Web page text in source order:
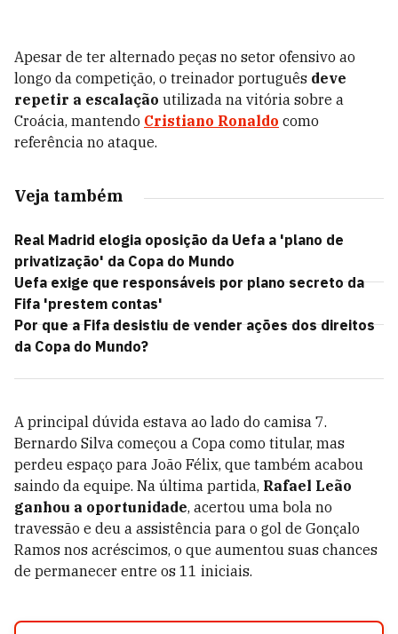
Apesar de ter alternado peças no setor ofensivo ao
longo da competição, o treinador português deve
repetir a escalação utilizada na vitória sobre a
Croácia, mantendo Cristiano Ronaldo como
referência no ataque.
Veja também
Real Madrid elogia oposição da Uefa a 'plano de
privatização' da Copa do Mundo
Uefa exige que responsáveis por plano secreto da
Fifa 'prestem contas'
Por que a Fifa desistiu de vender ações dos direitos
da Copa do Mundo?
A principal dúvida estava ao lado do camisa 7.
Bernardo Silva começou a Copa como titular, mas
perdeu espaço para João Félix, que também acabou
saindo da equipe. Na última partida, Rafael Leão
ganhou a oportunidade, acertou uma bola no
travessão e deu a assistência para o gol de Gonçalo
Ramos nos acréscimos, o que aumentou suas chances
de permanecer entre os 11 iniciais.